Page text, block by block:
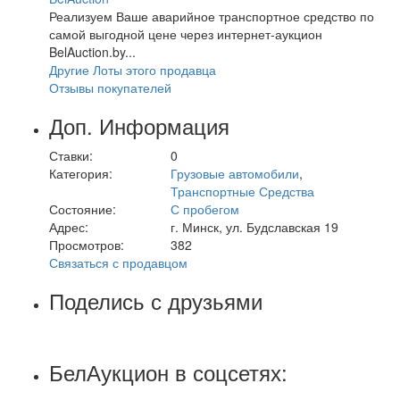
Реализуем Ваше аварийное транспортное средство по
самой выгодной цене через интернет-аукцион
BelAuction.by...
Другие Лоты этого продавца
Отзывы покупателей
Доп. Информация
Ставки:
0
Категория:
Грузовые автомобили,
Транспортные Средства
Состояние:
С пробегом
Адрес:
г. Минск, ул. Будславская 19
Просмотров:
382
Связаться с продавцом
Поделись с друзьями
БелАукцион в соцсетях: